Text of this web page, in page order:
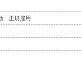
正規雇用